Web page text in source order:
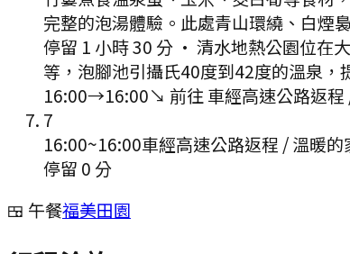
完整的泡湯體驗。此處青山環繞、白煙
停留 1 小時 30 分 · 清水地熱公園位在
等，泡腳池引攝氏40度到42度的溫泉
16:00→16:00↘ 前往 車經高速公路返程
7
16:00~16:00車經高速公路返程 / 溫暖的
停留 0 分
🍱 午餐福美田園